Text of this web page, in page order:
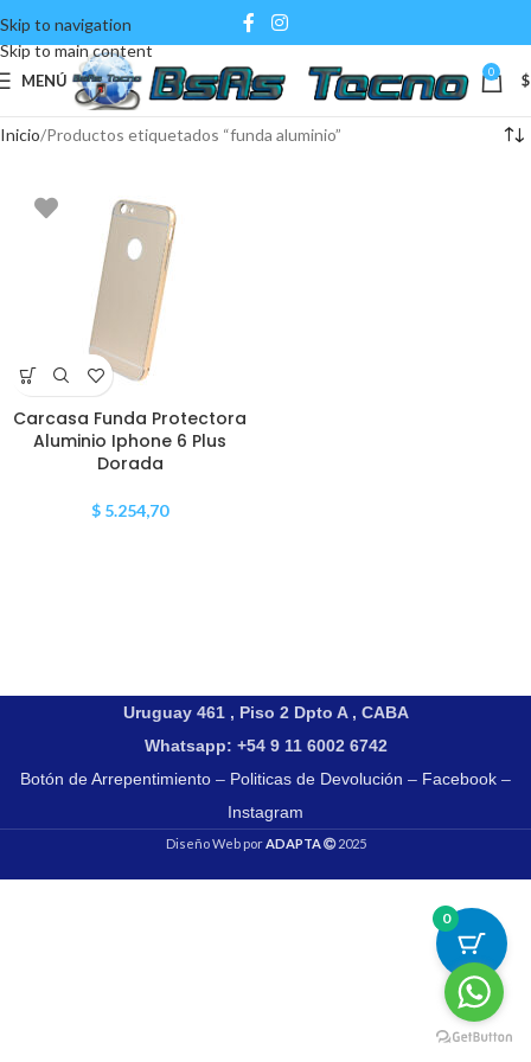
Skip to navigation
Skip to main content
MENÚ 0 $
Inicio Productos etiquetados “funda aluminio”
Carcasa Funda Protectora
Aluminio Iphone 6 Plus
Dorada
$ 5.254,70
Uruguay 461 , Piso 2 Dpto A , CABA
Whatsapp: +54 9 11 6002 6742
Botón de Arrepentimiento – Politicas de Devolución – Facebook –
Instagram
Diseño Web porADAPTA 2025
0